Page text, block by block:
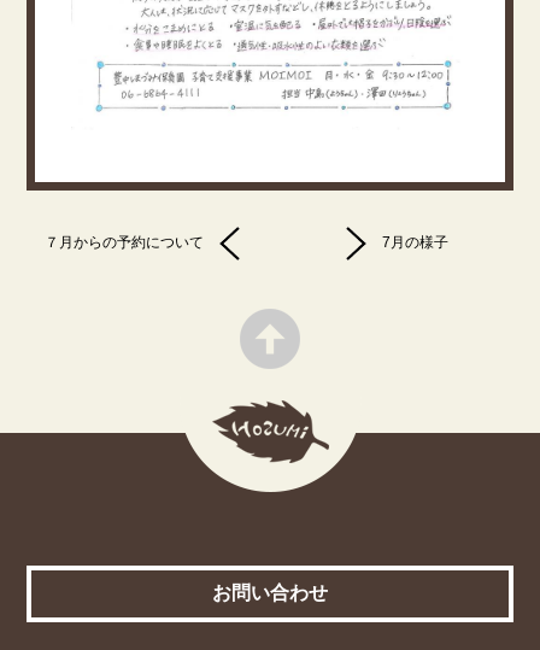
７月からの予約について 7月の様子
お問い合わせ